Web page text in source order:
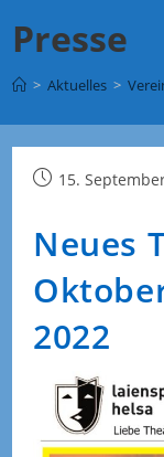
Presse
> Aktuelles >
Beitrag
15.
Neues
2022